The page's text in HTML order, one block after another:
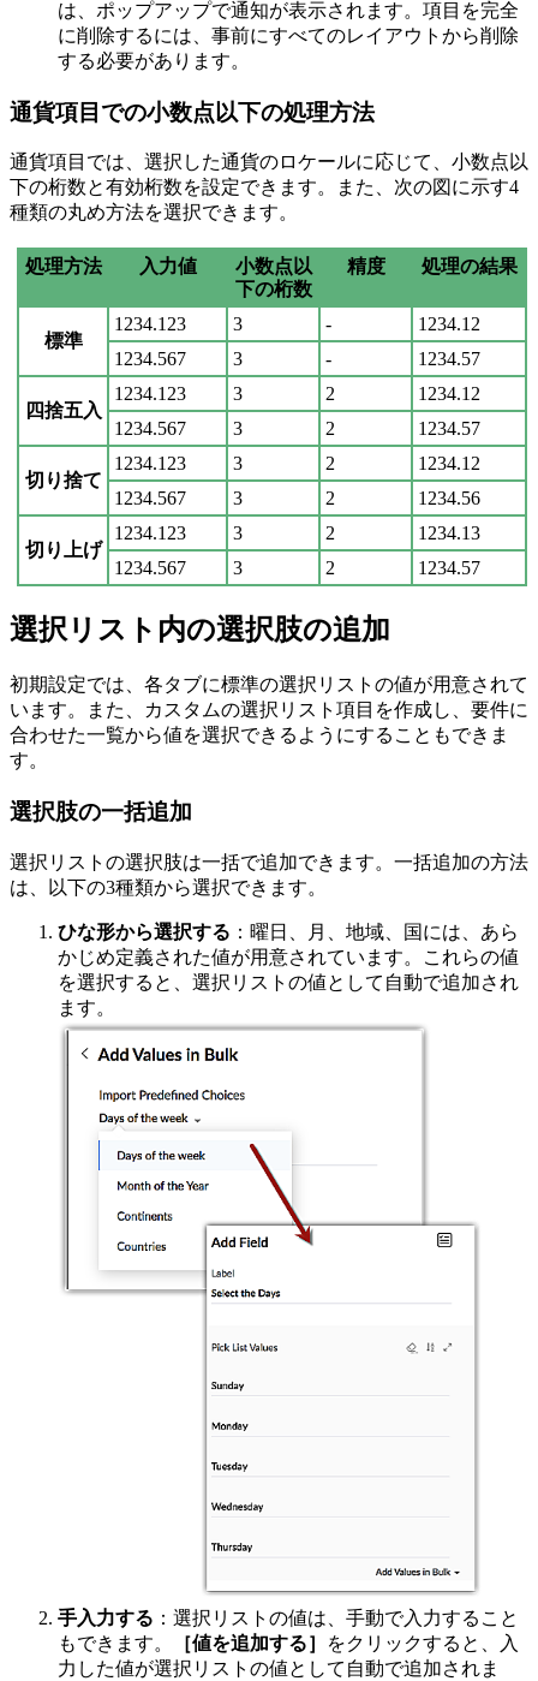
は、ポップアップで通知が表示されます。項目を完全
に削除するには、事前にすべてのレイアウトから削除
する必要があります。
通貨項目での小数点以下の処理方法
通貨項目では、選択した通貨のロケールに応じて、小数点以
下の桁数と有効桁数を設定できます。また、次の図に示す4
種類の丸め方法を選択できます。
処理方法 入力値
小数点以
下の桁数
精度 処理の結果
標準
1234.123 3 -
1234.12
1234.567
3 - 1234.57
四捨五入
1234.123 3 2
1234.12
1234.567
3 2 1234.57
切り捨て
1234.123 3 2
1234.12
1234.567
3 2 1234.56
切り上げ
1234.123 3 2
1234.13
1234.567
3 2 1234.57
選択リスト内の選択肢の追加
初期設定では、各タブに標準の選択リストの値が用意されて
います。また、カスタムの選択リスト項目を作成し、要件に
合わせた一覧から値を選択できるようにすることもできま
す。
選択肢の一括追加
選択リストの選択肢は一括で追加できます。一括追加の方法
は、以下の3種類から選択できます。
ひな形から選択する ： 曜日、月、地域、国には、あら
かじめ定義された値が用意されています。これらの値
を選択すると、選択リストの値として自動で追加され
ます。
手入力する ：選択リストの値は、手動で入力すること
もできます。
［値を追加する］
をクリックすると、入
力した値が選択リストの値として自動で追加されま